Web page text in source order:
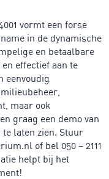
vormt een forse
in de dynamische
en betaalbare
effectief aan te
eenvoudig
maar ook
graag een demo van
laten zien. Stuur
of bel 050 – 2111
helpt bij het